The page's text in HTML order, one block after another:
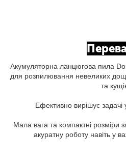
Акумуляторна ланцюгова пила
для розпилювання невеликих
та
Ефективно вирішує
Мала вага та компактні розміри
акуратну роботу навіть у